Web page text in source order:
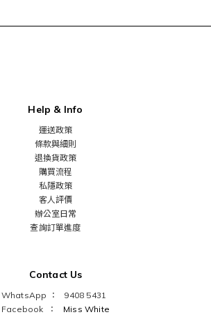
Help & Info
運送政策
條款與細則
退換貨政策
購買流程
私隱政策
客人評價
辦公室日常
查詢訂單進度
Contact Us
WhatsApp ： 9408 5431
Facebook ： Miss White